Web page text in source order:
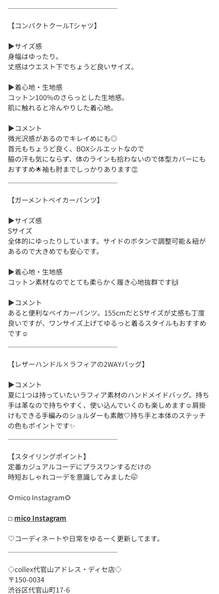
【コンパクトクールTシャツ】
▶︎サイズ感
身幅はゆったり。
丈感はウエスト下でちょうど良いサイズ。
▶︎着心地・生地感
コットン100%のさらっとした生地感。
肌に触れると冷んやりした着心地。
▶︎コメント
微光沢感があるのでキレイめにも◎
首元もちょうど良く、BOXシルエットなので
脇の汗も気にならず、体のラインも拾わないので体型カバーにも
おすすめ🌟袖も肘までしっかりあります👏
【ガーメントベイカーパンツ】
▶︎サイズ感
Sサイズ
全体的にゆったりしています。サイドのボタンで調整可能＆紐が
あるので大きめでも安心です。
▶︎着心地・生地感
コットン素材なのでとても柔らかく履き心地抜群です🙌
▶︎コメント
あると便利なベイカーパンツ。155cmだとSサイズが丈感も丁度
良いですが、ワンサイズ上げてゆるっと着るスタイルもおすすめ
です☺️
【レザーハンドル×ラフィアの2WAYバッグ】
▶︎コメント
夏に1つは持っていたいラフィア素材のハンドメイドバッグ。持ち
手は革なので持ちやすく、使い込んでいくのも楽しめます☺️肩掛
けもできる手編みのショルダーも素敵🤍持ち手と本体のステッチ
の色もポイントです✨
【スタイリングポイント】
定番カジュアルコーデにプラスワンするだけの
時短おしゃれコーデを意識してみました🤭
🌻mico Instagram🌻
◽︎ mico Instagram
♡コーディネートや日常をゆるーく更新してます。
◇collex代官山アドレス・ディセ店◇
〒150-0034
渋谷区代官山町17-6